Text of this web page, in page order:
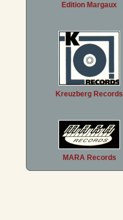
Edition Margaux
Kreuzberg Records
MARA Records